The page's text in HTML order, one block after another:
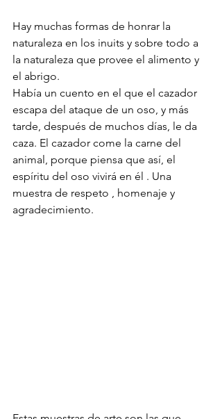
Hay muchas formas de honrar la
naturaleza en los inuits y sobre todo a
la naturaleza que provee el alimento y
el abrigo.
Había un cuento en el que el cazador
escapa del ataque de un oso, y más
tarde, después de muchos días, le da
caza. El cazador come la carne del
animal, porque piensa que así, el
espíritu del oso vivirá en él . Una
muestra de respeto , homenaje y
agradecimiento.